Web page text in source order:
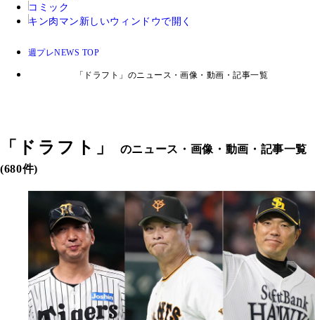
コミック
キン肉マン 新しいウィンドウで開く
週プレNEWS TOP
「ドラフト」のニュース・画像・動画・記事一覧
「 ドラフト 」
のニュース・画像・動画・記事一覧
(680件)